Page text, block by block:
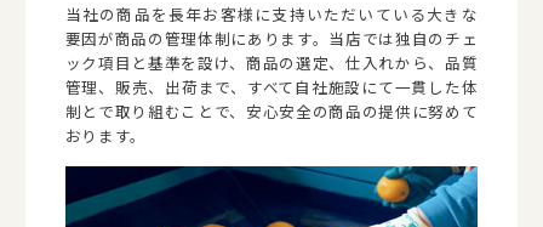
当社の商品を長年お客様に支持いただいている大きな
要因が商品の管理体制にあります。当店では独自のチェ
ック項目と基準を設け、商品の選定、仕入れから、品質
管理、販売、出荷まで、すべて自社施設にて一貫した体
制とで取り組むことで、安心安全の商品の提供に努めて
おります。